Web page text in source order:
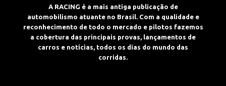
A RACING é a mais antiga publicação de
automobilismo atuante no Brasil. Com a qualidade e
reconhecimento de todo o mercado e pilotos fazemos
a cobertura das principais provas, lançamentos de
carros e notícias, todos os dias do mundo das
corridas.